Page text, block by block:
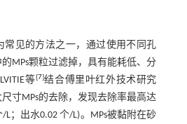
常见的方法之一，通过使用不同孔
MPs颗粒过滤掉，具有能耗低、分
等[7]结合傅里叶红外技术研究
寸MPs的去除，发现去除率最高达
L；出水0.02 个/L)。MPs被黏附在砂